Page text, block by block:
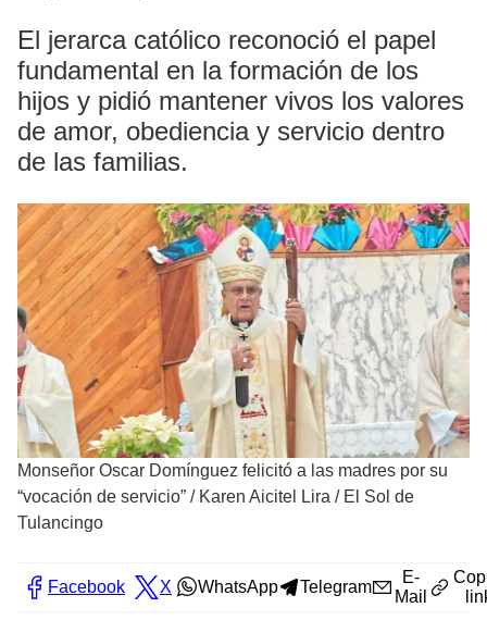
El jerarca católico reconoció el papel
fundamental en la formación de los
hijos y pidió mantener vivos los valores
de amor, obediencia y servicio dentro
de las familias.
Monseñor Oscar Domínguez felicitó a las madres por su
“vocación de servicio” / Karen Aicitel Lira / El Sol de
Tulancingo
Facebook X WhatsApp Telegram
E-
Mail